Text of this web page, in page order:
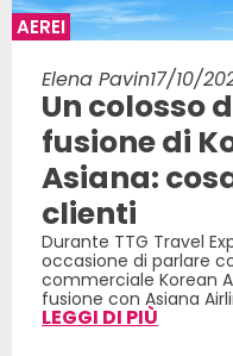
AEREI
Elena Pavin17/10/
Un colosso
fusione di
Asiana:
clienti
Durante TTG Travel
occasione di parlare
commerciale Korean
fusione con Asiana
LEGGI DI PIÙ